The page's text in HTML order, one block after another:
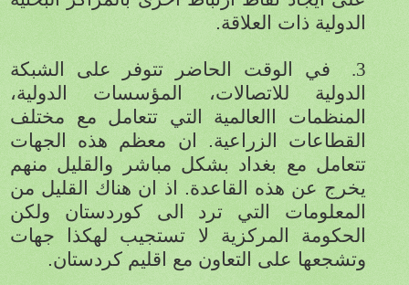
الدولية ذات العلاقة.
3.
في الوقت الحاضر تتوفر على الشبكة
الدولية للاتصالات، المؤسسات الدولية،
المنظمات االعالمية التي تتعامل مع مختلف
القطاعات الزراعية. ان معظم هذه الجهات
تتعامل مع بغداد بشكل مباشر والقليل منهم
يخرج عن هذه القاعدة. اذ ان هناك القليل من
المعلومات التي ترد الى كوردستان ولكن
الحكومة المركزية لا تستجيب لهكذا جهات
وتشجعها على التعاون مع اقليم كردستان.